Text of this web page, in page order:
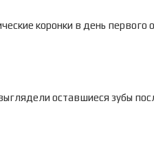
коронки в день первого
оставшиеся зубы